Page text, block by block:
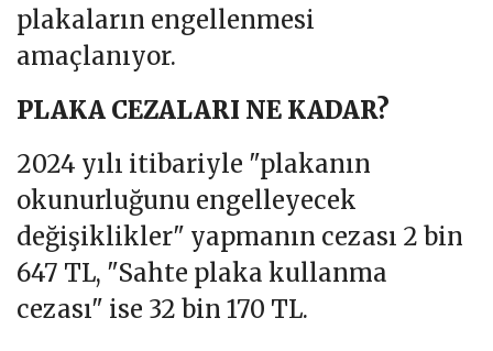
plakaların engellenmesi
amaçlanıyor.
PLAKA CEZALARI NE KADAR?
2024 yılı itibariyle "plakanın
okunurluğunu engelleyecek
değişiklikler" yapmanın cezası 2 bin
647 TL, "Sahte plaka kullanma
cezası" ise 32 bin 170 TL.